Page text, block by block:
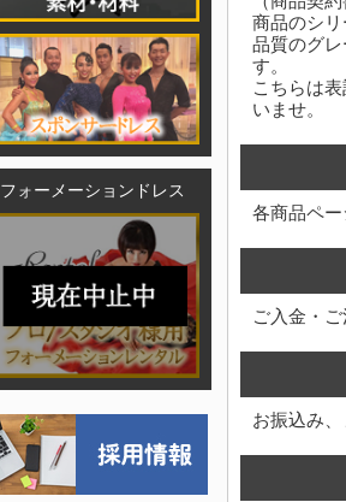
フォーメーションドレス
商品のシ
品質のグ
す。
こちらは
いませ。
各商品ペ
ご入金・
お振込み